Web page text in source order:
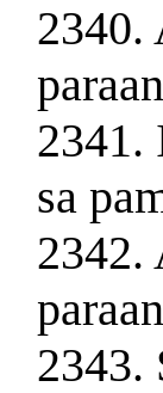
2340.
2341.
sa
2342.
2343.